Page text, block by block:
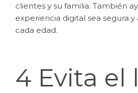
clientes y su familia. También
experiencia digital sea segura
cada edad.
4 Evita el